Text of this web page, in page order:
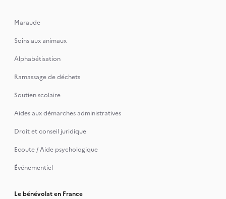
Maraude
Soins aux animaux
Alphabétisation
Ramassage de déchets
Soutien scolaire
Aides aux démarches administratives
Droit et conseil juridique
Ecoute / Aide psychologique
Événementiel
Le bénévolat en France